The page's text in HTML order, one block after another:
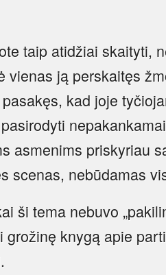
taip atidžiai skaityti,
vienas ją perskaitęs
kad joje
asmenims priskyriau
scenas, nebūdamas
ši tema nebuvo
grožinę knygą apie